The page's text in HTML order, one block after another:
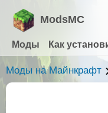
ModsMC
Моды Как
Моды на Майнкрафт